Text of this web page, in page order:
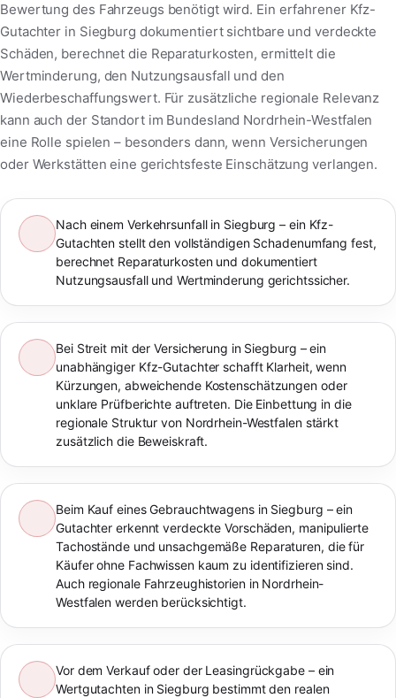
Bewertung des Fahrzeugs benötigt wird. Ein erfahrener Kfz-
Gutachter in Siegburg dokumentiert sichtbare und verdeckte
Schäden, berechnet die Reparaturkosten, ermittelt die
Wertminderung, den Nutzungsausfall und den
Wiederbeschaffungswert. Für zusätzliche regionale Relevanz
kann auch der Standort im Bundesland Nordrhein-Westfalen
eine Rolle spielen – besonders dann, wenn Versicherungen
oder Werkstätten eine gerichtsfeste Einschätzung verlangen.
Nach einem Verkehrsunfall in Siegburg – ein Kfz-
Gutachten stellt den vollständigen Schadenumfang fest,
berechnet Reparaturkosten und dokumentiert
Nutzungsausfall und Wertminderung gerichtssicher.
Bei Streit mit der Versicherung in Siegburg – ein
unabhängiger Kfz-Gutachter schafft Klarheit, wenn
Kürzungen, abweichende Kostenschätzungen oder
unklare Prüfberichte auftreten. Die Einbettung in die
regionale Struktur von Nordrhein-Westfalen stärkt
zusätzlich die Beweiskraft.
Beim Kauf eines Gebrauchtwagens in Siegburg – ein
Gutachter erkennt verdeckte Vorschäden, manipulierte
Tachostände und unsachgemäße Reparaturen, die für
Käufer ohne Fachwissen kaum zu identifizieren sind.
Auch regionale Fahrzeughistorien in Nordrhein-
Westfalen werden berücksichtigt.
Vor dem Verkauf oder der Leasingrückgabe – ein
Wertgutachten in Siegburg bestimmt den realen